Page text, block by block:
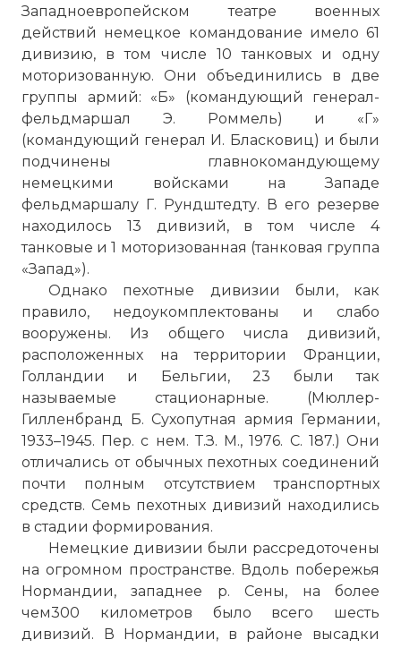
Западноевропейском театре военных
действий немецкое командование имело 61
дивизию, в том числе 10 танковых и одну
моторизованную. Они объединились в две
группы армий: «Б» (командующий генерал-
фельдмаршал Э. Роммель) и «Г»
(командующий генерал И. Бласковиц) и были
подчинены главнокомандующему
немецкими войсками на Западе
фельдмаршалу Г. Рундштедту. В его резерве
находилось 13 дивизий, в том числе 4
танковые и 1 моторизованная (танковая группа
«Запад»).
Однако пехотные дивизии были, как
правило, недоукомплектованы и слабо
вооружены. Из общего числа дивизий,
расположенных на территории Франции,
Голландии и Бельгии, 23 были так
называемые стационарные. (Мюллер-
Гилленбранд Б. Сухопутная армия Германии,
1933–1945. Пер. с нем. Т.З. М., 1976. С. 187.) Они
отличались от обычных пехотных соединений
почти полным отсутствием транспортных
средств. Семь пехотных дивизий находились
в стадии формирования.
Немецкие дивизии были рассредоточены
на огромном пространстве. Вдоль побережья
Нормандии, западнее р. Сены, на более
чем300 километров было всего шесть
дивизий. В Нормандии, в районе высадки